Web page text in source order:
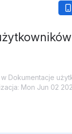
Dokumentacje
Mon Jun 02